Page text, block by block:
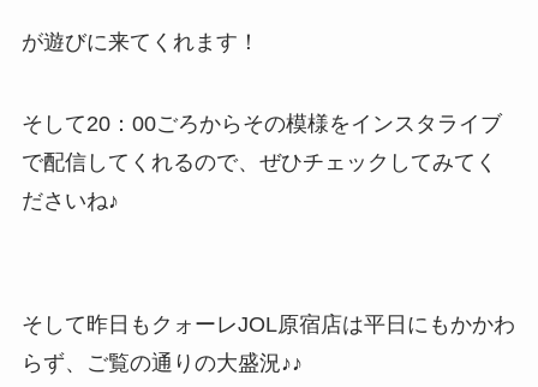
が遊びに来てくれます！
そして20：00ごろからその模様をインスタライブ
で配信してくれるので、ぜひチェックしてみてく
ださいね♪
そして昨日もクォーレJOL原宿店は平日にもかかわ
らず、ご覧の通りの大盛況♪♪